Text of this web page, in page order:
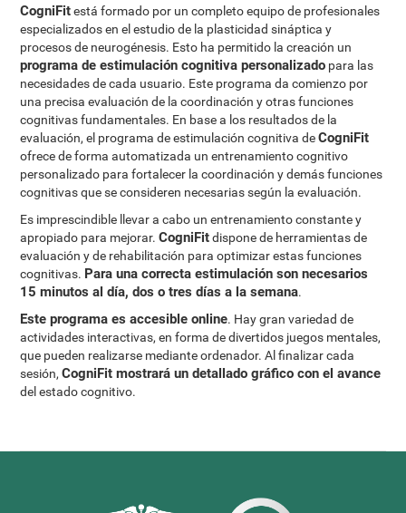
CogniFitestá formado por un completo equipo de profesionales
especializados en el estudio de la plasticidad sináptica y
procesos de neurogénesis. Esto ha permitido la creación un
programa de estimulación cognitiva personalizado para las
necesidades de cada usuario. Este programa da comienzo por
una precisa evaluación de la coordinación y otras funciones
cognitivas fundamentales. En base a los resultados de la
evaluación, el programa de estimulación cognitiva deCogniFit
ofrece de forma automatizada un entrenamiento cognitivo
personalizado para fortalecer la coordinación y demás funciones
cognitivas que se consideren necesarias según la evaluación.
Es imprescindible llevar a cabo un entrenamiento constante y
apropiado para mejorar.CogniFitdispone de herramientas de
evaluación y de rehabilitación para optimizar estas funciones
cognitivas. Para una correcta estimulación son necesarios
15 minutos al día, dos o tres días a la semana.
Este programa es accesible online. Hay gran variedad de
actividades interactivas, en forma de divertidos juegos mentales,
que pueden realizarse mediante ordenador. Al finalizar cada
sesión,CogniFit mostrará un detallado gráfico con el avance
del estado cognitivo.